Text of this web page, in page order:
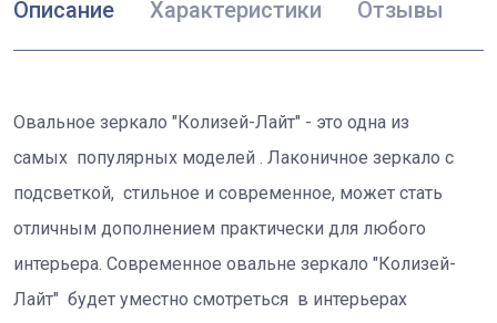
Описание Характеристики Отзывы
Овальное зеркало "Колизей-Лайт" - это одна из
самых популярных моделей . Лаконичное зеркало с
подсветкой, стильное и современное, может стать
отличным дополнением практически для любого
интерьера. Современное овальне зеркало "Колизей-
Лайт" будет уместно смотреться в интерьерах